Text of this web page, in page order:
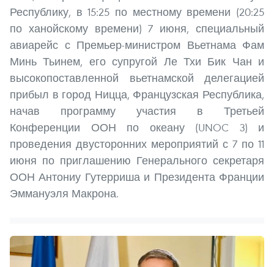
Республику, в 15:25 по местному времени (20:25
по ханойскому времени) 7 июня, специальный
авиарейс с Премьер-министром Вьетнама Фам
Минь Тьинем, его супругой Ле Тхи Бик Чан и
высокопоставленной вьетнамской делегацией
прибыл в город Ницца, Французская Республика,
начав программу участия в Третьей
Конференции ООН по океану (UNOC 3) и
проведения двусторонних мероприятий с 7 по 11
июня по приглашению Генерального секретаря
ООН Антониу Гутерриша и Президента Франции
Эммануэля Макрона.